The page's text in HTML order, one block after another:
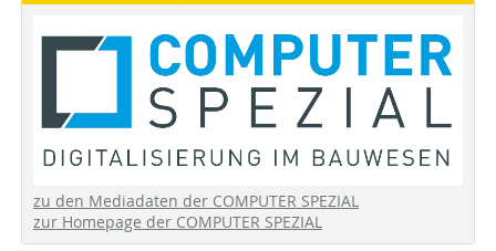
zu den Mediadaten der COMPUTER SPEZIAL
zur Homepage der COMPUTER SPEZIAL